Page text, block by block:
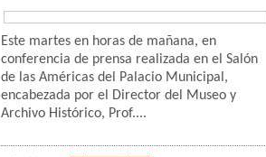
Este martes en horas de mañana, en
conferencia de prensa realizada en el Salón
de las Américas del Palacio Municipal,
encabezada por el Director del Museo y
Archivo Histórico, Prof....